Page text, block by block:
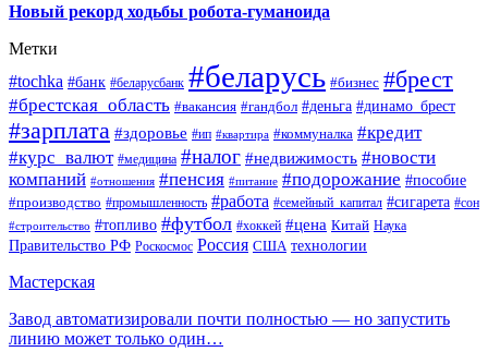
Новый рекорд ходьбы робота-гуманоида
Метки
#tochka #банк #беларусбанк #беларусь #бизнес #брест
#брестская_область #вакансия #гандбол #деньга #динамо_брест
#зарплата #здоровье #ип #квартира #коммуналка #кредит
#курс_валют #медицина #налог #недвижимость #новости
компаний #отношения #пенсия #питание #подорожание #пособие
#производство #промышленность #работа #семейный_капитал #сигарета #сон
#строительство #топливо #футбол #хоккей #цена Китай Наука
Правительство РФ Роскосмос Россия США технологии
Мастерская
Завод автоматизировали почти полностью — но запустить
линию может только один…